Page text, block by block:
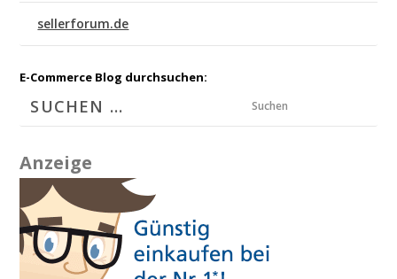
sellerforum.de
E-Commerce Blog durchsuchen:
Suchen
Anzeige